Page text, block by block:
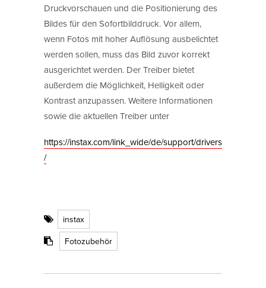
Druckvorschauen und die Positionierung des
Bildes für den Sofortbilddruck. Vor allem,
wenn Fotos mit hoher Auflösung ausbelichtet
werden sollen, muss das Bild zuvor korrekt
ausgerichtet werden. Der Treiber bietet
außerdem die Möglichkeit, Helligkeit oder
Kontrast anzupassen. Weitere Informationen
sowie die aktuellen Treiber unter
https://instax.com/link_wide/de/support/drivers
/
instax
Fotozubehör